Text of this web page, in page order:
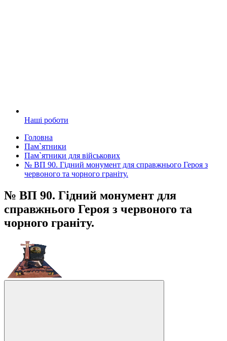
Наші роботи
Головна
Пам`ятники
Пам`ятники для військових
№ ВП 90. Гідний монумент для справжнього Героя з
червоного та чорного граніту.
№ ВП 90. Гідний монумент для
справжнього Героя з червоного та
чорного граніту.